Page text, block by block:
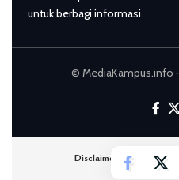
untuk berbagi informasi
© MediaKampus.info
Disclaimer